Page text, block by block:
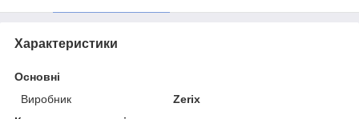
Характеристики
Основні
Виробник
Zerix